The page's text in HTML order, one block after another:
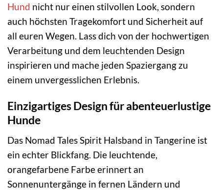
Hund nicht nur einen stilvollen Look, sondern
auch höchsten Tragekomfort und Sicherheit auf
all euren Wegen. Lass dich von der hochwertigen
Verarbeitung und dem leuchtenden Design
inspirieren und mache jeden Spaziergang zu
einem unvergesslichen Erlebnis.
Einzigartiges Design für abenteuerlustige
Hunde
Das Nomad Tales Spirit Halsband in Tangerine ist
ein echter Blickfang. Die leuchtende,
orangefarbene Farbe erinnert an
Sonnenuntergänge in fernen Ländern und